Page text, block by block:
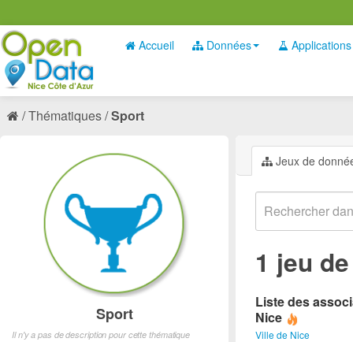
Accueil Données Applications
Thématiques Sport
Jeux de
1 jeu
Liste des
Nice
Ville de Nice
Sport
Il n'y a pas de description pour cette thématique